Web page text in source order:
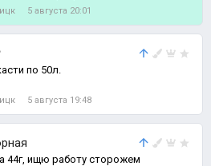
семьи и комфортного
5 августа 20:01
по 50л.
5 августа 19:48
44г, ищю работу сторожем